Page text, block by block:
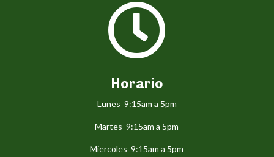

Horario
Lunes 9:15am a 5pm
Martes 9:15am a 5pm
Miercoles 9:15am a 5pm